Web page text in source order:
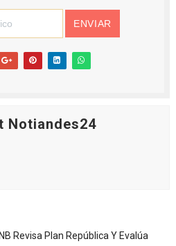
Notiandes24
Revisa Plan República Y Evalúa